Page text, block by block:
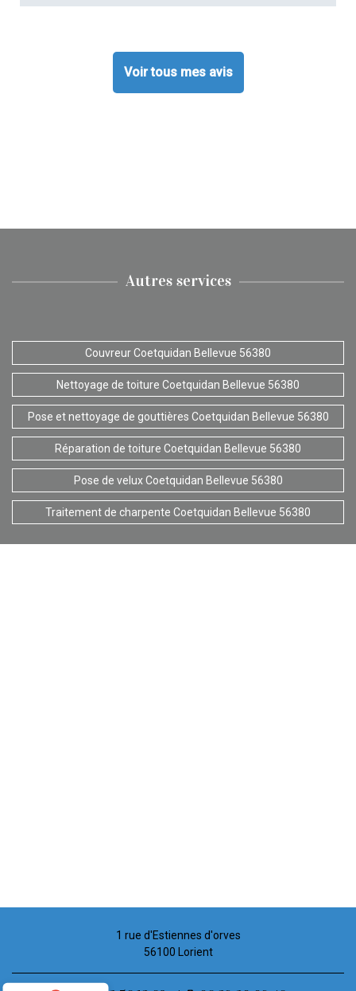
Voir tous mes avis
Autres services
Couvreur Coetquidan Bellevue 56380
Nettoyage de toiture Coetquidan Bellevue 56380
Pose et nettoyage de gouttières Coetquidan Bellevue 56380
Réparation de toiture Coetquidan Bellevue 56380
Pose de velux Coetquidan Bellevue 56380
Traitement de charpente Coetquidan Bellevue 56380
1 rue d'Estiennes d'orves
56100 Lorient